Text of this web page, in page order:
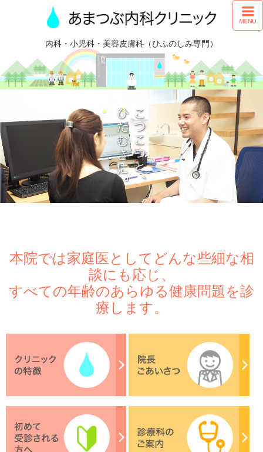
内科・小児科・美容皮膚科（ひふのしみ専門）
本院では家庭医としてどんな些細な相
談にも応じ、
すべての年齢のあらゆる健康問題を診
療します。